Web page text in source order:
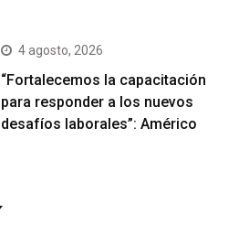
4 agosto, 2026
“Fortalecemos la capacitación
para responder a los nuevos
desafíos laborales”: Américo